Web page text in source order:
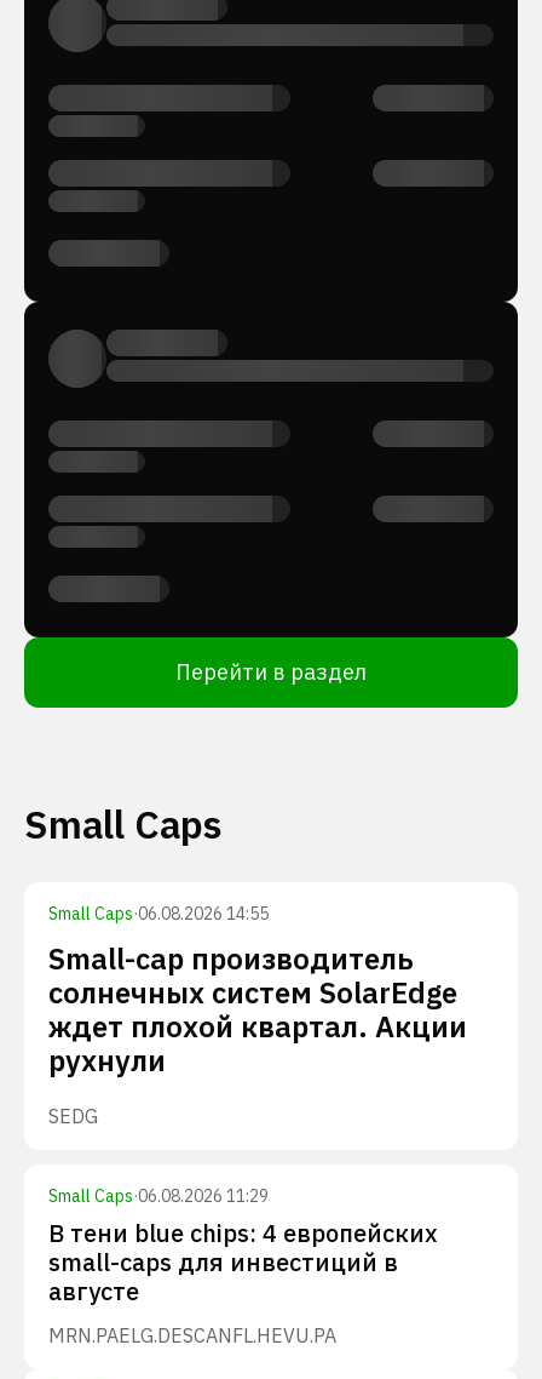
Перейти в раздел
Small Caps
Small Caps·06.08.2026 14:55
Small-cap производитель
солнечных систем SolarEdge
ждет плохой квартал. Акции
рухнули
SEDG
Small Caps·06.08.2026 11:29
В тени blue chips: 4 европейских
small-caps для инвестиций в
августе
MRN.PAELG.DESCANFL.HEVU.PA